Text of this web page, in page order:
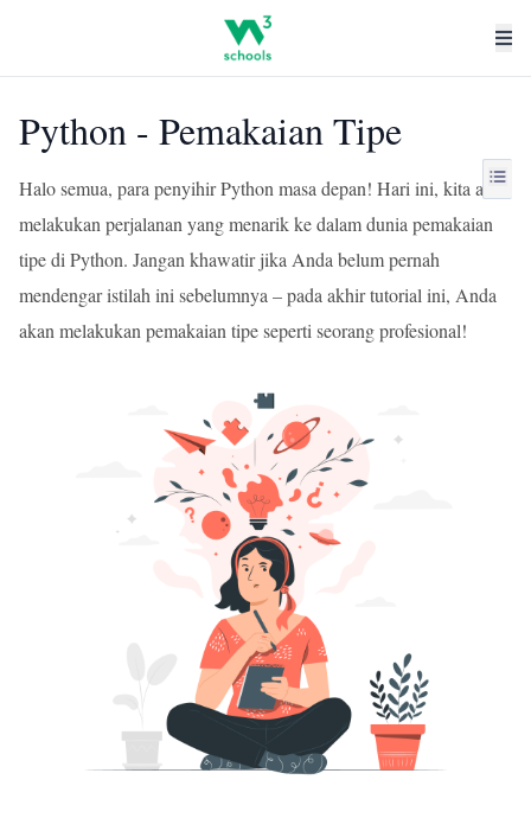
Python - Pemakaian Tipe
Halo semua, para penyihir Python masa depan! Hari ini, kita akan
melakukan perjalanan yang menarik ke dalam dunia pemakaian
tipe di Python. Jangan khawatir jika Anda belum pernah
mendengar istilah ini sebelumnya – pada akhir tutorial ini, Anda
akan melakukan pemakaian tipe seperti seorang profesional!